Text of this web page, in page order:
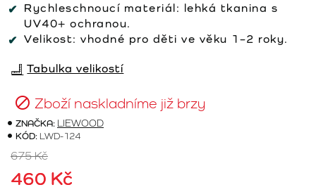
Rychleschnoucí materiál: lehká tkanina s
UV40+ ochranou.
Velikost: vhodné pro děti ve věku 1–2 roky.
Zboží naskladníme již brzy
ZNAČKA: LIEWOOD
KÓD: LWD-124
460 Kč
675 Kč
Tabulka velikostí